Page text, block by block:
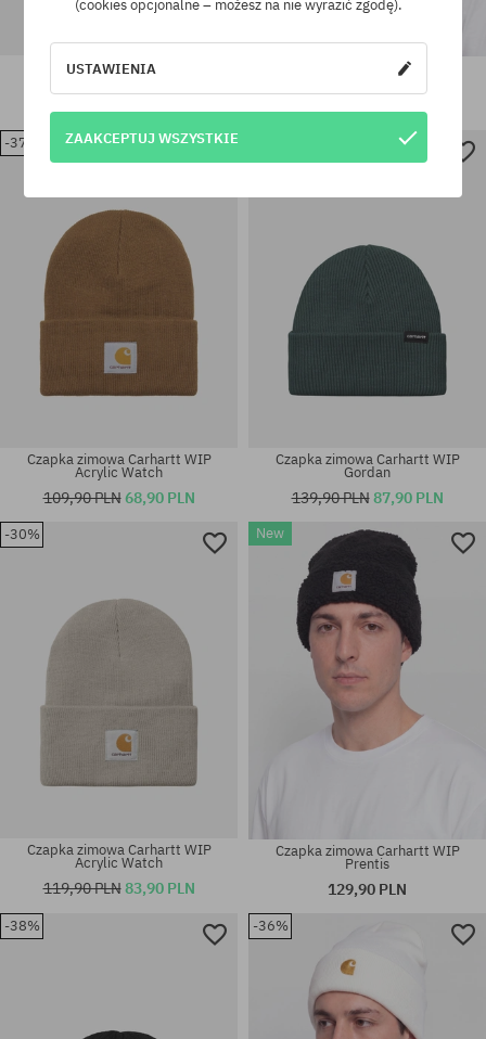
Czapka zimowa Carhartt WIP
Anglistic
rozmiar uniwersalny
Czapka zimowa Carhartt WIP
-37%
Czapka zimowa Carhartt WIP
Acrylic Watch
109,90 PLN68,90 PLN
rozmiar uniwersalny
Czapka zimowa Carhartt WIP
Gordan
139,90 PLN87,90 PLN
-30%
Czapka zimowa Carhartt WIP
Acrylic Watch
119,90 PLN83,90 PLN
New
Czapka zimowa Carhartt WIP
Prentis
129,90 PLN
-38% -36%
(cookies opcjonalne – możesz na nie wyrazić zgodę).
USTAWIENIA
ZAAKCEPTUJ WSZYSTKIE